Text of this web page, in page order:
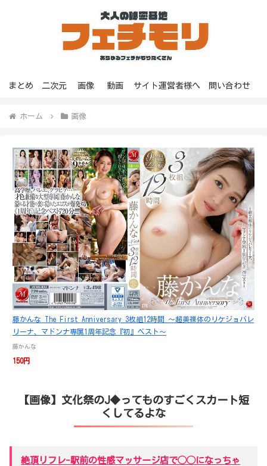
まとめ 二次元 画像 動画 サイト運営者様へ 問い合わせ
ホーム 画像
藤かんな The First Anniversary 3枚組12時間 ～超美裸体のリケジョバレ
リーナ、マドンナ専属1周年記念『初』ベスト～
藤かんな
150円
【画像】文化祭のJ◆ってものすごくスカート短
くしてるよな
絶頂リフレ-駅前の性感マッサージ店で◯◯になっちゃ